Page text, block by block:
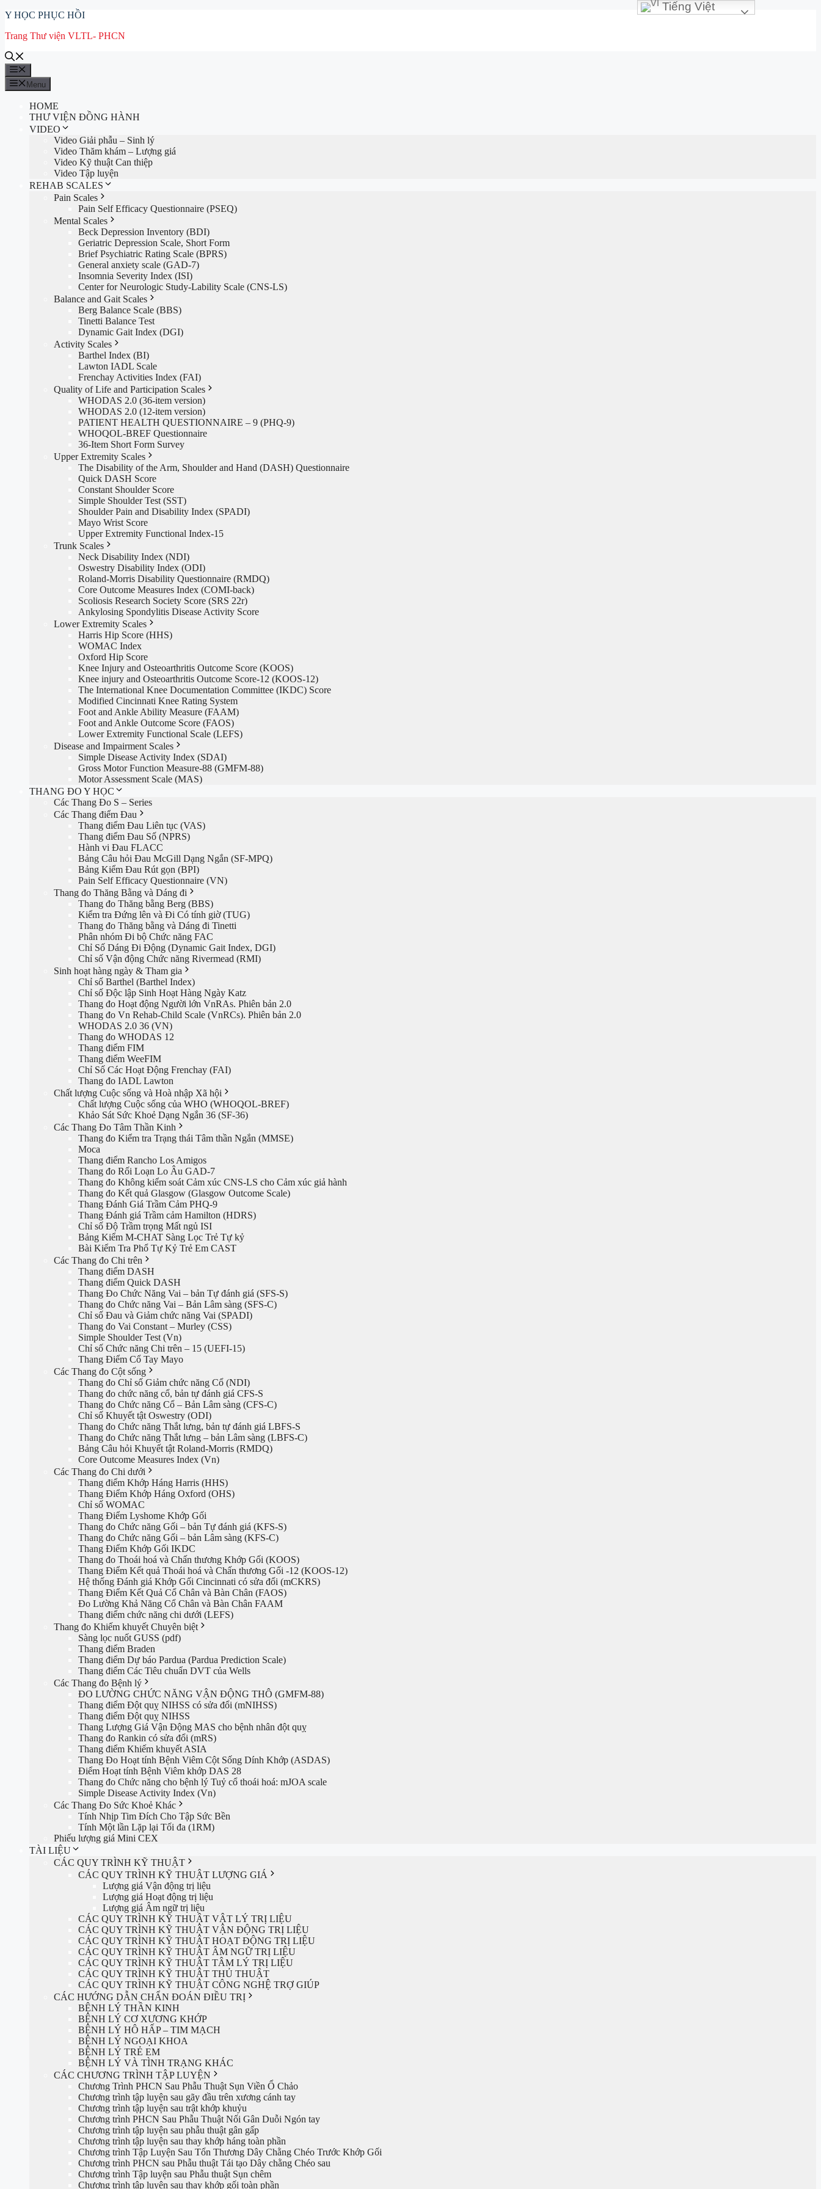
Chuyển
nội
Y HỌC PHỤC HỒI
Trang Thư viện VLTL- PHCN
Menu
HOME
THƯ VIỆN ĐỒNG HÀNH
VIDEO
Video Giải phẫu – Sinh lý
Video Thăm khám – Lượng giá
Video Kỹ thuật Can thiệp
Video Tập luyện
REHAB SCALES
Pain Scales
Pain Self Efficacy Questionnaire (PSEQ)
Mental Scales
Beck Depression Inventory (BDI)
Geriatric Depression Scale, Short Form
Brief Psychiatric Rating Scale (BPRS)
General anxiety scale (GAD-7)
Insomnia Severity Index (ISI)
Center for Neurologic Study-Lability Scale (CNS-LS)
Balance and Gait Scales
Berg Balance Scale (BBS)
Tinetti Balance Test
Dynamic Gait Index (DGI)
Activity Scales
Barthel Index (BI)
Lawton IADL Scale
Frenchay Activities Index (FAI)
Quality of Life and Participation Scales
WHODAS 2.0 (36-item version)
WHODAS 2.0 (12-item version)
PATIENT HEALTH QUESTIONNAIRE – 9 (PHQ-9)
WHOQOL-BREF Questionnaire
36-Item Short Form Survey
Upper Extremity Scales
The Disability of the Arm, Shoulder and Hand (DASH) Questionnaire
Quick DASH Score
Constant Shoulder Score
Simple Shoulder Test (SST)
Shoulder Pain and Disability Index (SPADI)
Mayo Wrist Score
Upper Extremity Functional Index-15
Trunk Scales
Neck Disability Index (NDI)
Oswestry Disability Index (ODI)
Roland-Morris Disability Questionnaire (RMDQ)
Core Outcome Measures Index (COMI-back)
Scoliosis Research Society Score (SRS 22r)
Ankylosing Spondylitis Disease Activity Score
Lower Extremity Scales
Harris Hip Score (HHS)
WOMAC Index
Oxford Hip Score
Knee Injury and Osteoarthritis Outcome Score (KOOS)
Knee injury and Osteoarthritis Outcome Score-12 (KOOS-12)
The International Knee Documentation Committee (IKDC) Score
Modified Cincinnati Knee Rating System
Foot and Ankle Ability Measure (FAAM)
Foot and Ankle Outcome Score (FAOS)
Lower Extremity Functional Scale (LEFS)
Disease and Impairment Scales
Simple Disease Activity Index (SDAI)
Gross Motor Function Measure-88 (GMFM-88)
Motor Assessment Scale (MAS)
THANG ĐO Y HỌC
Các Thang Đo S – Series
Các Thang điểm Đau
Thang điểm Đau Liên tục (VAS)
Thang điểm Đau Số (NPRS)
Hành vi Đau FLACC
Bảng Câu hỏi Đau McGill Dạng Ngắn (SF-MPQ)
Bảng Kiểm Đau Rút gọn (BPI)
Pain Self Efficacy Questionnaire (VN)
Thang đo Thăng Bằng và Dáng đi
Thang đo Thăng bằng Berg (BBS)
Kiểm tra Đứng lên và Đi Có tính giờ (TUG)
Thang đo Thăng bằng và Dáng đi Tinetti
Phân nhóm Đi bộ Chức năng FAC
Chỉ Số Dáng Đi Động (Dynamic Gait Index, DGI)
Chỉ số Vận động Chức năng Rivermead (RMI)
Sinh hoạt hàng ngày & Tham gia
Chỉ số Barthel (Barthel Index)
Chỉ số Độc lập Sinh Hoạt Hàng Ngày Katz
Thang đo Hoạt động Người lớn VnRAs. Phiên bản 2.0
Thang đo Vn Rehab-Child Scale (VnRCs). Phiên bản 2.0
WHODAS 2.0 36 (VN)
Thang đo WHODAS 12
Thang điểm FIM
Thang điểm WeeFIM
Chỉ Số Các Hoạt Động Frenchay (FAI)
Thang đo IADL Lawton
Chất lượng Cuộc sống và Hoà nhập Xã hội
Chất lượng Cuộc sống của WHO (WHOQOL-BREF)
Khảo Sát Sức Khoẻ Dạng Ngắn 36 (SF-36)
Các Thang Đo Tâm Thần Kinh
Thang đo Kiểm tra Trạng thái Tâm thần Ngắn (MMSE)
Moca
Thang điểm Rancho Los Amigos
Thang đo Rối Loạn Lo Âu GAD-7
Thang đo Không kiểm soát Cảm xúc CNS-LS cho Cảm xúc giả hành
Thang đo Kết quả Glasgow (Glasgow Outcome Scale)
Thang Đánh Giá Trầm Cảm PHQ-9
Thang Đánh giá Trầm cảm Hamilton (HDRS)
Chỉ số Độ Trầm trọng Mất ngủ ISI
Bảng Kiểm M-CHAT Sàng Lọc Trẻ Tự kỷ
Bài Kiểm Tra Phổ Tự Kỷ Trẻ Em CAST
Các Thang đo Chi trên
Thang điểm DASH
Thang điểm Quick DASH
Thang Đo Chức Năng Vai – bản Tự đánh giá (SFS-S)
Thang đo Chức năng Vai – Bản Lâm sàng (SFS-C)
Chỉ số Đau và Giảm chức năng Vai (SPADI)
Thang đo Vai Constant – Murley (CSS)
Simple Shoulder Test (Vn)
Chỉ số Chức năng Chi trên – 15 (UEFI-15)
Thang Điểm Cổ Tay Mayo
Các Thang đo Cột sống
Thang đo Chỉ số Giảm chức năng Cổ (NDI)
Thang đo chức năng cổ, bản tự đánh giá CFS-S
Thang đo Chức năng Cổ – Bản Lâm sàng (CFS-C)
Chỉ số Khuyết tật Oswestry (ODI)
Thang đo Chức năng Thắt lưng, bản tự đánh giá LBFS-S
Thang đo Chức năng Thắt lưng – bản Lâm sàng (LBFS-C)
Bảng Câu hỏi Khuyết tật Roland-Morris (RMDQ)
Core Outcome Measures Index (Vn)
Các Thang đo Chi dưới
Thang điểm Khớp Háng Harris (HHS)
Thang Điểm Khớp Háng Oxford (OHS)
Chỉ số WOMAC
Thang Điểm Lyshome Khớp Gối
Thang đo Chức năng Gối – bản Tự đánh giá (KFS-S)
Thang đo Chức năng Gối – bản Lâm sàng (KFS-C)
Thang Điểm Khớp Gối IKDC
Thang đo Thoái hoá và Chấn thương Khớp Gối (KOOS)
Thang Điểm Kết quả Thoái hoá và Chấn thương Gối -12 (KOOS-12)
Hệ thống Đánh giá Khớp Gối Cincinnati có sửa đổi (mCKRS)
Thang Điểm Kết Quả Cổ Chân và Bàn Chân (FAOS)
Đo Lường Khả Năng Cổ Chân và Bàn Chân FAAM
Thang điểm chức năng chi dưới (LEFS)
Thang đo Khiếm khuyết Chuyên biệt
Sàng lọc nuốt GUSS (pdf)
Thang điểm Braden
Thang điểm Dự báo Pardua (Pardua Prediction Scale)
Thang điểm Các Tiêu chuẩn DVT của Wells
Các Thang đo Bệnh lý
ĐO LƯỜNG CHỨC NĂNG VẬN ĐỘNG THÔ (GMFM-88)
Thang điểm Đột quỵ NIHSS có sửa đổi (mNIHSS)
Thang điểm Đột quỵ NIHSS
Thang Lượng Giá Vận Động MAS cho bệnh nhân đột quỵ
Thang đo Rankin có sửa đổi (mRS)
Thang điểm Khiếm khuyết ASIA
Thang Đo Hoạt tính Bệnh Viêm Cột Sống Dính Khớp (ASDAS)
Điểm Hoạt tính Bệnh Viêm khớp DAS 28
Thang đo Chức năng cho bệnh lý Tuỷ cổ thoái hoá: mJOA scale
Simple Disease Activity Index (Vn)
Các Thang Đo Sức Khoẻ Khác
Tính Nhịp Tim Đích Cho Tập Sức Bền
Tính Một lần Lặp lại Tối đa (1RM)
Phiếu lượng giá Mini CEX
TÀI LIỆU
CÁC QUY TRÌNH KỸ THUẬT
CÁC QUY TRÌNH KỸ THUẬT LƯỢNG GIÁ
Lượng giá Vận động trị liệu
Lượng giá Hoạt động trị liệu
Lượng giá Âm ngữ trị liệu
CÁC QUY TRÌNH KỸ THUẬT VẬT LÝ TRỊ LIỆU
CÁC QUY TRÌNH KỸ THUẬT VẬN ĐỘNG TRỊ LIỆU
CÁC QUY TRÌNH KỸ THUẬT HOẠT ĐỘNG TRỊ LIỆU
CÁC QUY TRÌNH KỸ THUẬT ÂM NGỮ TRỊ LIỆU
CÁC QUY TRÌNH KỸ THUẬT TÂM LÝ TRỊ LIỆU
CÁC QUY TRÌNH KỸ THUẬT THỦ THUẬT
CÁC QUY TRÌNH KỸ THUẬT CÔNG NGHỆ TRỢ GIÚP
CÁC HƯỚNG DẪN CHẨN ĐOÁN ĐIỀU TRỊ
BỆNH LÝ THẦN KINH
BỆNH LÝ CƠ XƯƠNG KHỚP
BỆNH LÝ HÔ HẤP – TIM MẠCH
BỆNH LÝ NGOẠI KHOA
BỆNH LÝ TRẺ EM
BỆNH LÝ VÀ TÌNH TRẠNG KHÁC
CÁC CHƯƠNG TRÌNH TẬP LUYỆN
Chương Trình PHCN Sau Phẫu Thuật Sụn Viền Ổ Chảo
Chương trình tập luyện sau gãy đầu trên xương cánh tay
Chương trình tập luyện sau trật khớp khuỷu
Chương trình PHCN Sau Phẫu Thuật Nối Gân Duỗi Ngón tay
Chương trình tập luyện sau phẫu thuật gân gấp
Chương trình tập luyện sau thay khớp háng toàn phần
Chương trình Tập Luyện Sau Tổn Thương Dây Chằng Chéo Trước Khớp Gối
Chương trình PHCN sau Phẫu thuật Tái tạo Dây chằng Chéo sau
Chương trình Tập luyện sau Phẫu thuật Sụn chêm
Chương trình tập luyện sau thay khớp gối toàn phần
Tiếng Việt